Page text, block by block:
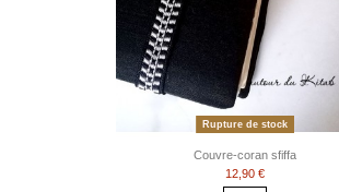
Rupture de stock
Couvre-coran sfiffa
12,90 €